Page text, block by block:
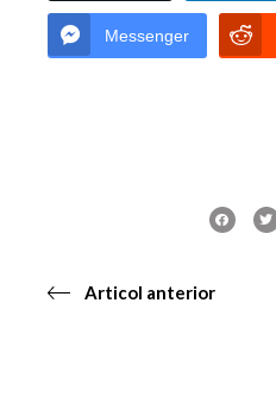
Messenger
Articol anterior